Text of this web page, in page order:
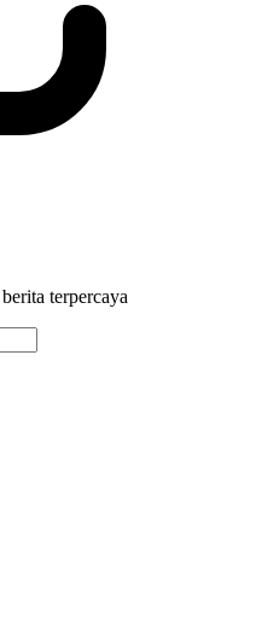
terpercaya